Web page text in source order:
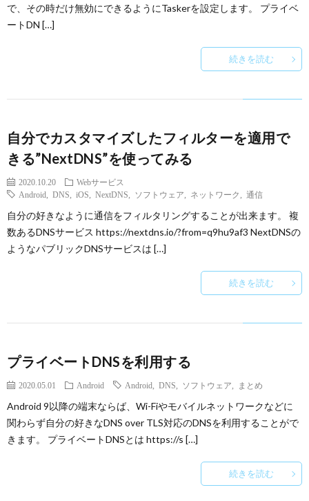
で、その時だけ無効にできるようにTaskerを設定します。 プライベ
ートDN […]
続きを読む
自分でカスタマイズしたフィルターを適用で
きる”NextDNS”を使ってみる
2020.10.20
Webサービス
Android
DNS iOS NextDNS ソフトウェア ネットワーク 通信
自分の好きなように通信をフィルタリングすることが出来ます。 複
数あるDNSサービス https://nextdns.io/?from=q9hu9af3 NextDNSの
ようなパブリックDNSサービスは […]
続きを読む
プライベートDNSを利用する
2020.05.01 Android Android DNS ソフトウェア まとめ
Android 9以降の端末ならば、Wi-Fiやモバイルネットワークなどに
関わらず自分の好きなDNS over TLS対応のDNSを利用することがで
きます。 プライベートDNSとは https://s […]
続きを読む